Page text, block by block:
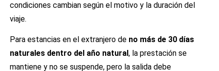
condiciones cambian según el motivo y la duración del
viaje.
Para estancias en el extranjero de no más de 30 días
naturales dentro del año natural , la prestación se
mantiene y no se suspende, pero la salida debe